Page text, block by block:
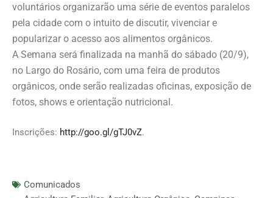
voluntários organizarão uma série de eventos paralelos
pela cidade com o intuito de discutir, vivenciar e
popularizar o acesso aos alimentos orgânicos.
A Semana será finalizada na manhã do sábado (20/9),
no Largo do Rosário, com uma feira de produtos
orgânicos, onde serão realizadas oficinas, exposição de
fotos, shows e orientação nutricional.
Inscrições: http://goo.gl/gTJ0vZ.
Comunicados